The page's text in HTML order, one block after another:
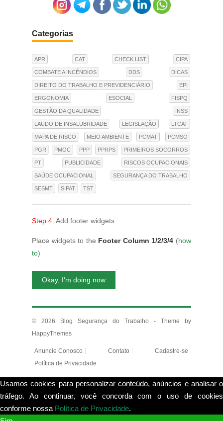
Categorias
APR CAT CHECK LIST CIPA
COMBATE A INCÊNDIOS DDS DICAS
DIREITO DO TRABALHO E PREVIDENCIÁRIO EPI
ERGONOMIA ESOCIAL FISPQ
GESTÃO DA QUALIDADE INSS
LAUDO DE INSALUBRIDADE LEGISLAÇÃO LTCAT
MAPA DE RISCO MEIO AMBIENTE PCMAT PCMSO
PGR PMOC PPP PPRPS PRIMEIROS SOCORROS
PT PUBLICIDADE RISCOS OCUPACIONAIS
SAÚDE OCUPACIONAL SEGURANÇA DO TRABALHO
SESMT SIPAT TST
Step 4. Add footer widgets
Place widgets to the Footer Column 1/2/3/4 (how
to)
Okay, I'm doing now
© 2026 Blog Segurança do Trabalho - Theme by
HappyThemes
Anuncie Conosco Contato
Cadastre-se
Política de Privacidade
Usamos cookies para personalizar conteúdo, anúncios e analisar o
tráfego. Ao continuar, você concorda com o uso de cookies
conforme nossa Política de Privacidade.